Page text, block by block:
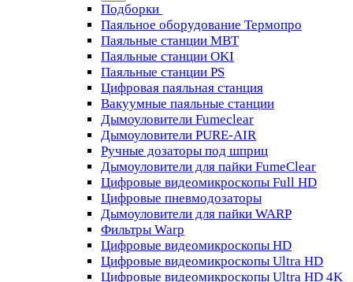
Подборки
Паяльное оборудование Термопро
Паяльные станции MBT
Паяльные станции OKI
Паяльные станции PS
Цифровая паяльная станция
Вакуумные паяльные станции
Дымоуловители Fumeclear
Дымоуловители PURE-AIR
Ручные дозаторы под шприц
Дымоуловители для пайки FumeClear
Цифровые видеомикроскопы Full HD
Цифровые пневмодозаторы
Дымоуловители для пайки WARP
Фильтры Warp
Цифровые видеомикроскопы HD
Цифровые видеомикроскопы Ultra HD
Цифровые видеомикроскопы Ultra HD 4K